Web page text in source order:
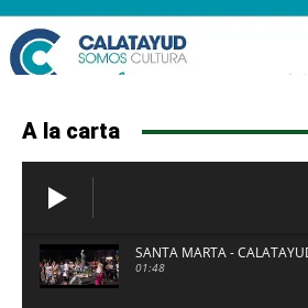
A la carta
SANTA MARTA -
01:48